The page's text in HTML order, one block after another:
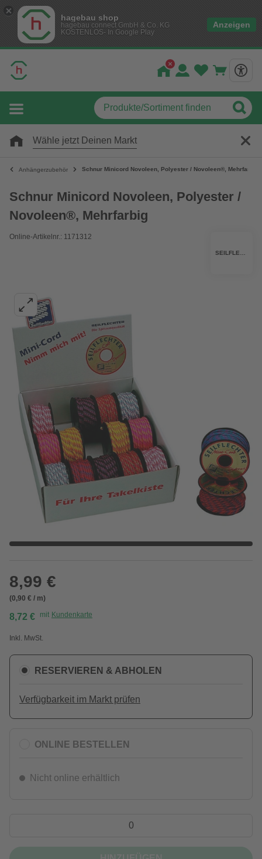
hagebau shop
hagebau connect GmbH & Co. KG
KOSTENLOS- In Google Play
Anzeigen
Wähle jetzt Deinen Markt
Anhängerzubehör Schnur Minicord Novoleen, Polyester / Novoleen®, Mehrfarbig
Schnur Minicord Novoleen, Polyester /
Novoleen®, Mehrfarbig
Online-Artikelnr.: 1171312
8,99 €
(0,90 € / m)
8,72 € mit Kundenkarte
Inkl. MwSt.
RESERVIEREN & ABHOLEN
Verfügbarkeit im Markt prüfen
ONLINE BESTELLEN
Nicht online erhältlich